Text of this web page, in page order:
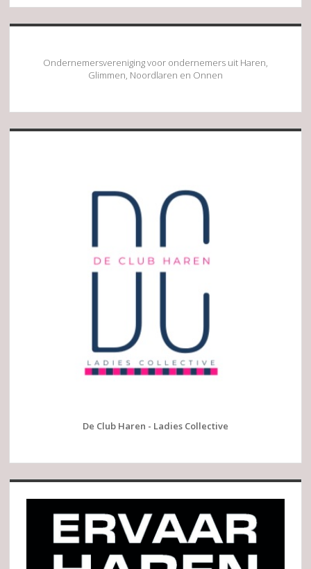
Ondernemersvereniging voor ondernemers uit Haren,
Glimmen, Noordlaren en Onnen
De Club Haren - Ladies Collective